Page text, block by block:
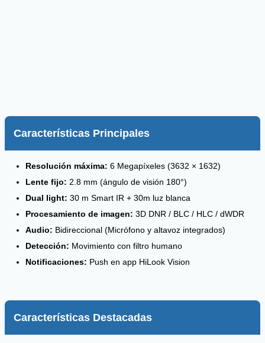
Características Principales
Resolución máxima: 6 Megapíxeles (3632 × 1632)
Lente fijo: 2.8 mm (ángulo de visión 180°)
Dual light: 30 m Smart IR + 30m luz blanca
Procesamiento de imagen: 3D DNR / BLC / HLC / dWDR
Audio: Bidireccional (Micrófono y altavoz integrados)
Detección: Movimiento con filtro humano
Notificaciones: Push en app HiLook Vision
Características Destacadas